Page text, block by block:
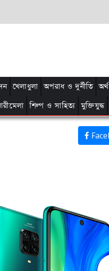
খেলাধুলা অপরাধ ও দুর্নীতি
শিল্প ও সাহিত্য মুক্তিযুদ্ধ